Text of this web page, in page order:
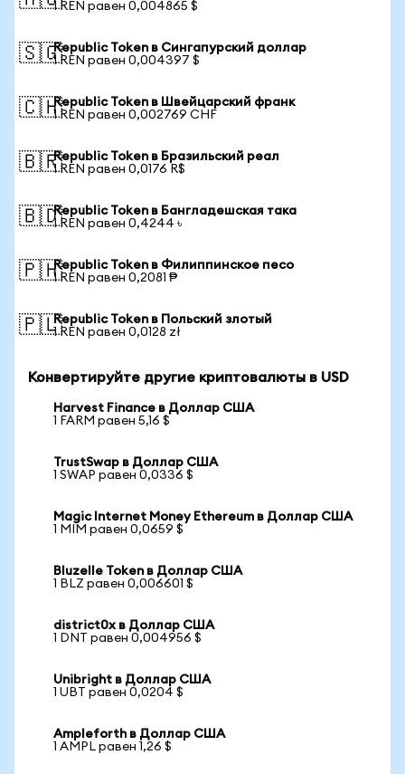
1 REN равен 0,004865 $
🇸🇬Republic Token в Сингапурский доллар
1 REN равен 0,004397 $
🇨🇭Republic Token в Швейцарский франк
1 REN равен 0,002769 CHF
🇧🇷Republic Token в Бразильский реал
1 REN равен 0,0176 R$
🇧🇩Republic Token в Бангладешская така
1 REN равен 0,4244 ৳
🇵🇭Republic Token в Филиппинское песо
1 REN равен 0,2081 ₱
🇵🇱Republic Token в Польский злотый
1 REN равен 0,0128 zł
Конвертируйте другие криптовалюты в USD
Harvest Finance в Доллар США
1 FARM равен 5,16 $
TrustSwap в Доллар США
1 SWAP равен 0,0336 $
Magic Internet Money Ethereum в Доллар США
1 MIM равен 0,0659 $
Bluzelle Token в Доллар США
1 BLZ равен 0,006601 $
district0x в Доллар США
1 DNT равен 0,004956 $
Unibright в Доллар США
1 UBT равен 0,0204 $
Ampleforth в Доллар США
1 AMPL равен 1,26 $